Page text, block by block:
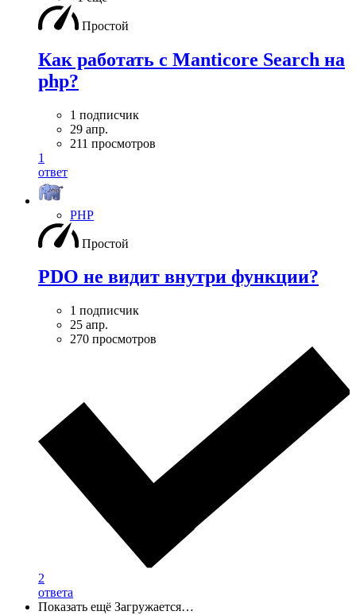
Простой
Как работать с Manticore Search на
php?
1 подписчик
29 апр.
211 просмотров
1
ответ
PHP
Простой
PDO не видит внутри функции?
1 подписчик
25 апр.
270 просмотров
2
ответа
Показать ещё Загружается…